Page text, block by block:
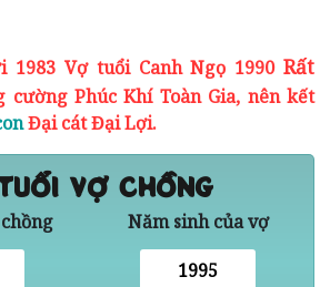
1983 Vợ tuổi Canh Ngọ 1990 Rất
cường Phúc Khí Toàn Gia, nên kết
Đại cát Đại Lợi.
VỢ CHỒNG
Năm sinh của vợ